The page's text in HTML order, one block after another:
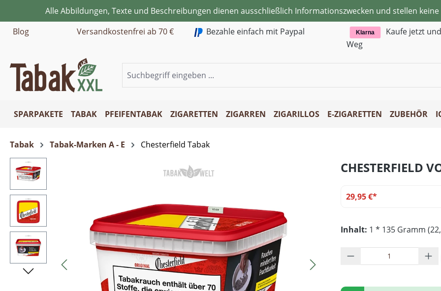
Hauptinhalt springen
Zur Suche springen
Zur Hauptnavigation springen
Alle Abbildungen, Texte und Beschreibungen dienen ausschließlich Informationszwecken und stellen
Blog
Versandkostenfrei ab 70 € Bezahle einfach mit Paypal Klarna
Kaufe jetzt
Weg
SPARPAKETE TABAK PFEIFENTABAK ZIGARETTEN ZIGARREN ZIGARILLOS E-ZIGARETTEN ZUBEHÖR
Tabak Tabak-Marken A - E Chesterfield Tabak
CHESTERFIELD
29,95 €*
Inhalt: 1 * 135 Gramm
Produkt Anzahl: